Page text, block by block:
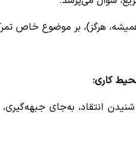
هرگز)، بر موضوع خاص
کاری:
انتقاد، به‌جای